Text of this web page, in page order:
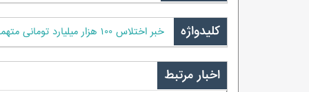
کلیدواژه خبر اختلاس ۱۰۰ هزار میلیارد تومانی متهمان پرونده پتروشیمی کذب
اخبار مرتبط